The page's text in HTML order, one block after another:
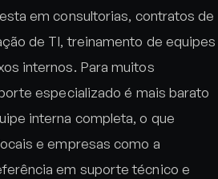
em consultorias, contratos de
de TI, treinamento de equipes
internos. Para muitos
especializado é mais barato
interna completa, o que
e empresas como a
em suporte técnico e